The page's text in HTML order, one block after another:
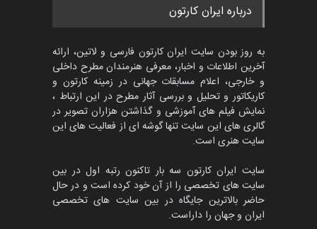
مسابقه بین‌المللی کارتون آیدین
دوغان، ترکیه،…
مسابقۀ بین‌المللی کارتون و
کاریکاتور «البغلی…
مهلت 3 ماه دیگر
پنجمین مسابقۀ بین‌المللی
کارتون CARTUNION ، …
مهلت
درباره ایران کارتون
به روز بودن سایت ایران کارتون فارسی و لاتین، ارائه
آخرین اطلاعات و اخبار، معرفی هنرمندان مطرح داخلی
و خارجی، اعلام مسابقات جهانی در زمینه کارتون و
کاریکاتور و تحلیل و بررسی آثار مطرح در این ارتباط ،
نمایش فیلم های آموزشی و گذاشتن هزاران تصویر در
گالری های این سایت تنها گوشه ای از فعالیت های این
سایت هنری است.
سایت ایران کارتون سه بار تاکنون رتبه اول در بین
سایت های تخصصی را از آن خود کرده است و در حال
حاضر بالاترین جایگاه در بین سایت های تخصصی
ایران و جهان را داراست.